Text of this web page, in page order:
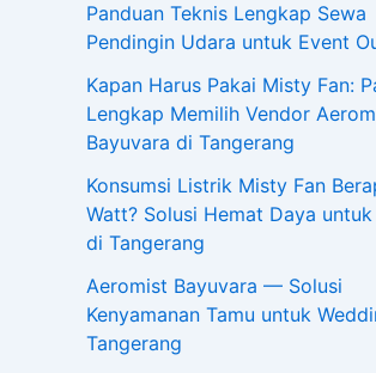
Panduan Teknis Lengkap Sewa
Pendingin Udara untuk Event
Kapan Harus Pakai Misty Fan:
Lengkap Memilih Vendor
Bayuvara di Tangerang
Konsumsi Listrik Misty Fan
Watt? Solusi Hemat Daya
di Tangerang
Aeromist Bayuvara — Solusi
Kenyamanan Tamu untuk
Tangerang